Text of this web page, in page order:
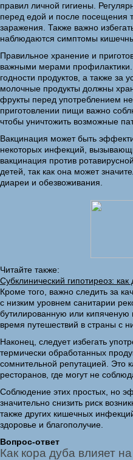
правил личной гигиены.
перед едой и после посещения
заражения. Также важно
наблюдаются симптомы
Правильное хранение и
важными мерами
годности продуктов, а также
молочные продукты должны
фрукты перед употреблением
приготовлении пищи важно
чтобы уничтожить возможные
Вакцинация может быть
некоторых инфекций,
вакцинация против
детей, так как она может
диареи и обезвоживания.
Читайте также:
Субклинический гипотиреоз:
Кроме того, важно следить за
с низким уровнем санитарии
бутилированную или кипяченую
время путешествий в страны с
Наконец, следует избегать
термически обработанных
сомнительной репутацией. Это
ресторанов, где могут не
Соблюдение этих простых, но
значительно снизить риск
также других кишечных
здоровье и благополучие.
Вопрос-ответ
Как кора дуба влияет